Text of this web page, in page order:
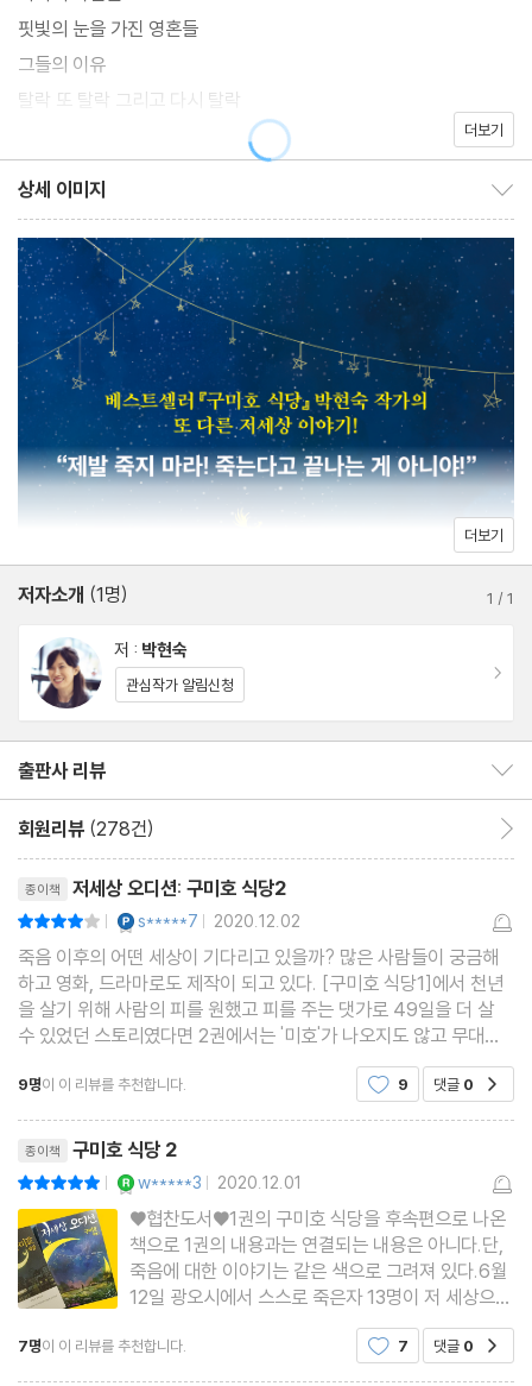
음을 선택한 자’들이 저세상에 가기 위해서는 반드시 오디션에 합격
해야 한다는 독특한 상상력이 눈길을 사로잡는다.
친구를 구하려다 얼떨결에 죽게 된 나일호. 그는 저세상의 오류로 인
으로 가기 위한 오디션’을 보게 된다. 오디션 합격 방법은 바로 심사
위원을 울리는 것! 모든 사람이 열의를 다해 오디션을 보는 것도 잠
시, 이어지는 고배에 한 명도 빠짐없이 자포자기 상태가 된다. 그러
나 이야기는 나일호가 오류로 인해 이곳에 오게 되었다는 사실이 밝
혀지며 새로운 국면으로 치닫는다. 살던 세상으로 돌아가고자 하는
나일호와 그런 나일호를 찾아와 생전의 부탁을 남기는 이들. ‘스스로
죽음을 선택한 자들’이 남기고 온 세상에 대한 미련과 소원은 무엇일
까? 나일호는 과연 살던 세상으로 돌아갈 수 있을까? 한순간도 눈을
뗄 수 없이 이어지는 이야기가 독자들의 호기심을 자극한다.
핏빛의 눈을 가진 영혼들
그들의 이유
탈락 또 탈락 그리고 다시 탈락
나도희는 왜 끝까지 입을 다물었을까?
협박
타고난 운명은 바뀌지 않는다
네가 잡은 희망의 끈, 같이 좀 잡자
도대체 저한테 왜들 이러세요?
죽은 자의 편지를 쓰라니!
심사위원들의 정체
그날부터였다, 잊은 줄 알았는데
두고 온 오십팔 년이 그립고 아깝다
마지막 오디션
더보기
상세 이미지
더보기
저자소개 (1명) 1 /1
저 : 박현숙
관심작가 알림신청
출판사 리뷰
회원리뷰 (278건)
종이책 저세상 오디션: 구미호 식당2
| s*****7 | 2020.12.02
죽음 이후의 어떤 세상이 기다리고 있을까? 많은 사람들이 궁금해
하고 영화, 드라마로도 제작이 되고 있다. [구미호 식당1]에서 천년
을 살기 위해 사람의 피를 원했고 피를 주는 댓가로 49일을 더 살
수 있었던 스토리였다면 2권에서는 '미호'가 나오지도 않고 무대도
다르지만 비슷한 분위기를 풍긴다. '죽음'이 드리워진 세계는 비슷
한 풍경으로 묘사가 되고 이미지가 정형화된 것이
9명이 이 리뷰를 추천합니다. 9 댓글 0
종이책 구미호 식당 2
| w*****3 | 2020.12.01
♥협찬도서♥1권의 구미호 식당을 후속편으로 나온
책으로 1권의 내용과는 연결되는 내용은 아니다.단,
죽음에 대한 이야기는 같은 색으로 그려져 있다.6월
12일 광오시에서 스스로 죽은자 13명이 저 세상으로
오게 된다.이들의 죄목은 자신들에게 주어진 시간을
버린「무책임」이다.시간을 꽉 채우지 않고 돌아온
7명이 이 리뷰를 추천합니다. 7 댓글 0